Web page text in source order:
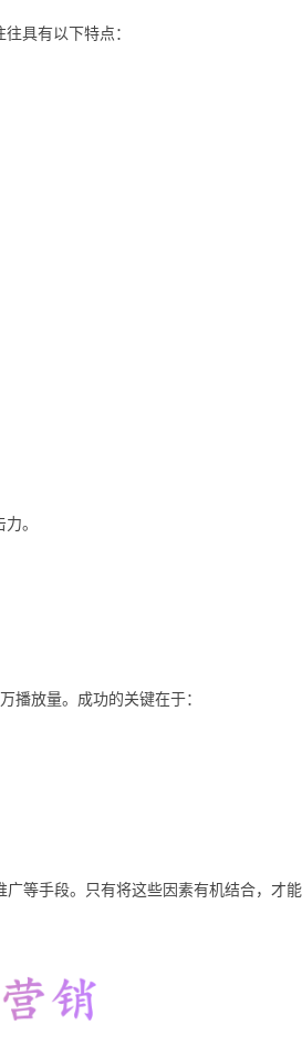
具有以下特点：
。
播放量。成功的关键在于：
等手段。只有将这些因素有机结合，才